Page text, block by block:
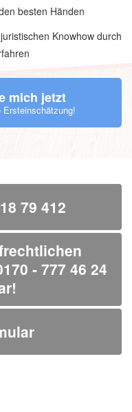
besten Händen
Knowhow durch
mich jetzt
79 412
- 777 46 24